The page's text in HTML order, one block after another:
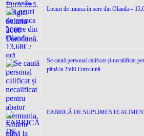
Locuri de munca în sere din Olanda –
Se caută personal calificat și necalificat
până la 2500 Euro/lună.
FABRICĂ DE SUPLIMENTE